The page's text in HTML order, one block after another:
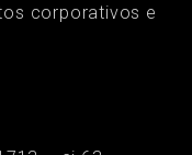
corporativos e